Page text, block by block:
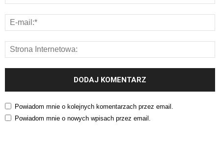
Powiadom mnie o kolejnych komentarzach przez email.
Powiadom mnie o nowych wpisach przez email.